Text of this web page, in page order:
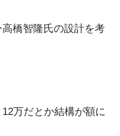
橋智隆氏の設計を考
万だとか結構が額に